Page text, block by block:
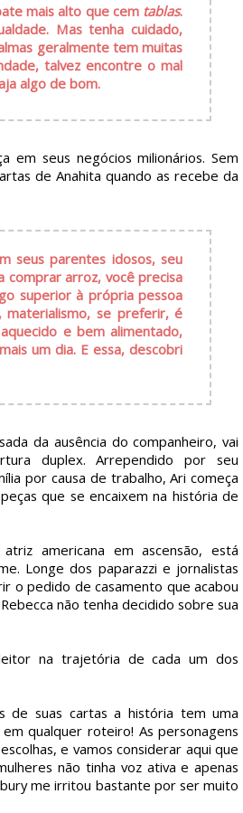
mais alto que cem tablas.
Mas tenha cuidado,
geralmente tem muitas
talvez encontre o mal
algo de bom.
seus negócios milionários. Sem
de Anahita quando as recebe da
seus parentes idosos, seu
comprar arroz, você precisa
superior à própria pessoa
materialismo, se preferir, é
e bem alimentado,
um dia. E essa, descobri
da ausência do companheiro, vai
duplex. Arrependido por seu
por causa de trabalho, Ari começa
que se encaixem na história de
americana em ascensão, está
Longe dos paparazzi e jornalistas
o pedido de casamento que acabou
não tenha decidido sobre sua
na trajetória de cada um dos
de suas cartas a história tem uma
qualquer roteiro! As personagens
e vamos considerar aqui que
não tinha voz ativa e apenas
me irritou bastante por ser muito